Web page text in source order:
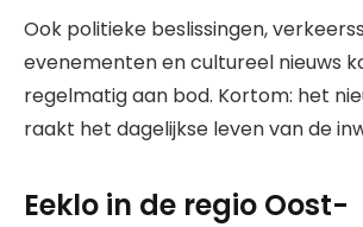
Ook politieke beslissingen,
evenementen en cultureel nieuws
regelmatig aan bod. Kortom: het
raakt het dagelijkse leven van de
Eeklo in de regio Oost-